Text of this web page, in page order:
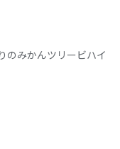
のみかんツリービハイ